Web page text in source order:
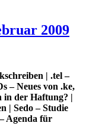
2009
| .tel –
– Neues von .ke,
in der Haftung? |
| Sedo – Studie
Agenda für